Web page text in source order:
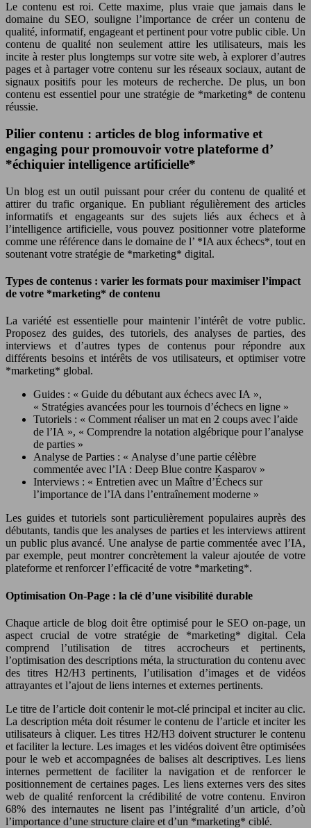
Le contenu est roi. Cette maxime, plus vraie que jamais dans le
domaine du SEO, souligne l’importance de créer un contenu de
qualité, informatif, engageant et pertinent pour votre public cible. Un
contenu de qualité non seulement attire les utilisateurs, mais les
incite à rester plus longtemps sur votre site web, à explorer d’autres
pages et à partager votre contenu sur les réseaux sociaux, autant de
signaux positifs pour les moteurs de recherche. De plus, un bon
contenu est essentiel pour une stratégie de *marketing* de contenu
réussie.
Pilier contenu : articles de blog informative et
engaging pour promouvoir votre plateforme d’
*échiquier intelligence artificielle*
Un blog est un outil puissant pour créer du contenu de qualité et
attirer du trafic organique. En publiant régulièrement des articles
informatifs et engageants sur des sujets liés aux échecs et à
l’intelligence artificielle, vous pouvez positionner votre plateforme
comme une référence dans le domaine de l’ *IA aux échecs*, tout en
soutenant votre stratégie de *marketing* digital.
Types de contenus : varier les formats pour maximiser l’impact
de votre *marketing* de contenu
La variété est essentielle pour maintenir l’intérêt de votre public.
Proposez des guides, des tutoriels, des analyses de parties, des
interviews et d’autres types de contenus pour répondre aux
différents besoins et intérêts de vos utilisateurs, et optimiser votre
*marketing* global.
Guides : « Guide du débutant aux échecs avec IA »,
« Stratégies avancées pour les tournois d’échecs en ligne »
Tutoriels : « Comment réaliser un mat en 2 coups avec l’aide
de l’IA », « Comprendre la notation algébrique pour l’analyse
de parties »
Analyse de Parties : « Analyse d’une partie célèbre
commentée avec l’IA : Deep Blue contre Kasparov »
Interviews : « Entretien avec un Maître d’Échecs sur
l’importance de l’IA dans l’entraînement moderne »
Les guides et tutoriels sont particulièrement populaires auprès des
débutants, tandis que les analyses de parties et les interviews attirent
un public plus avancé. Une analyse de partie commentée avec l’IA,
par exemple, peut montrer concrètement la valeur ajoutée de votre
plateforme et renforcer l’efficacité de votre *marketing*.
Optimisation On-Page : la clé d’une visibilité durable
Chaque article de blog doit être optimisé pour le SEO on-page, un
aspect crucial de votre stratégie de *marketing* digital. Cela
comprend l’utilisation de titres accrocheurs et pertinents,
l’optimisation des descriptions méta, la structuration du contenu avec
des titres H2/H3 pertinents, l’utilisation d’images et de vidéos
attrayantes et l’ajout de liens internes et externes pertinents.
Le titre de l’article doit contenir le mot-clé principal et inciter au clic.
La description méta doit résumer le contenu de l’article et inciter les
utilisateurs à cliquer. Les titres H2/H3 doivent structurer le contenu
et faciliter la lecture. Les images et les vidéos doivent être optimisées
pour le web et accompagnées de balises alt descriptives. Les liens
internes permettent de faciliter la navigation et de renforcer le
positionnement de certaines pages. Les liens externes vers des sites
web de qualité renforcent la crédibilité de votre contenu. Environ
68% des internautes ne lisent pas l’intégralité d’un article, d’où
l’importance d’une structure claire et d’un *marketing* ciblé.